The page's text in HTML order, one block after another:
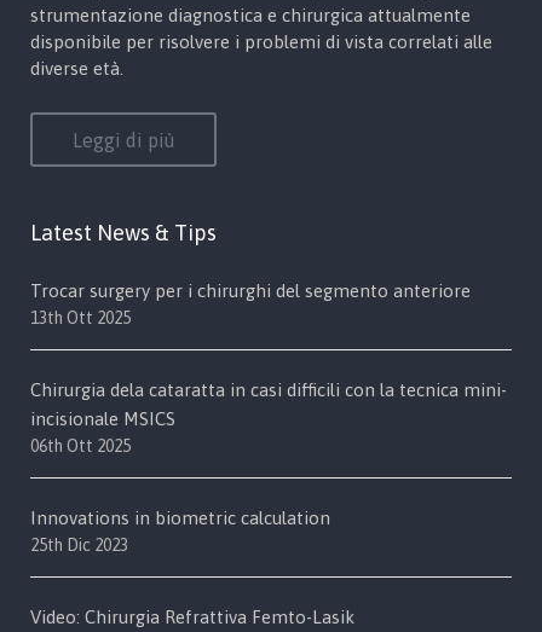
strumentazione diagnostica e chirurgica attualmente
disponibile per risolvere i problemi di vista correlati alle
diverse età.
Leggi di più
Latest News & Tips
Trocar surgery per i chirurghi del segmento anteriore
13th Ott 2025
Chirurgia dela cataratta in casi difficili con la tecnica mini-
incisionale MSICS
06th Ott 2025
Innovations in biometric calculation
25th Dic 2023
Video: Chirurgia Refrattiva Femto-Lasik